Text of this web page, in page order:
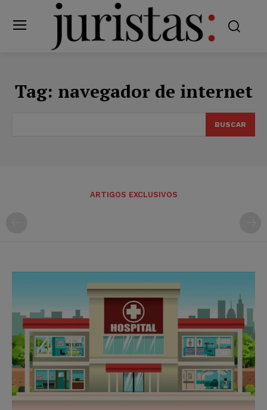
Tag: navegador de internet
BUSCAR
ARTIGOS EXCLUSIVOS